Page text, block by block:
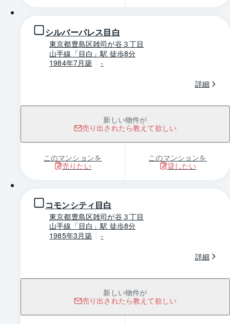
シルバーパレス目白
東京都豊島区雑司が谷３丁目
山手線「目白」駅 徒歩8分
1984年7月築
-
詳細
新しい物件が
売り出されたら教えて欲しい
このマンションを
売りたい
このマンションを
貸したい
コモンシティ目白
東京都豊島区雑司が谷３丁目
山手線「目白」駅 徒歩8分
1985年3月築
-
詳細
新しい物件が
売り出されたら教えて欲しい